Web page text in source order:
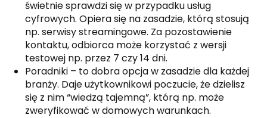
świetnie sprawdzi się w przypadku usług
cyfrowych. Opiera się na zasadzie, którą stosują
np. serwisy streamingowe. Za pozostawienie
kontaktu, odbiorca może korzystać z wersji
testowej np. przez 7 czy 14 dni.
Poradniki – to dobra opcja w zasadzie dla każdej
branży. Daje użytkownikowi poczucie, że dzielisz
się z nim “wiedzą tajemną”, którą np. może
zweryfikować w domowych warunkach.